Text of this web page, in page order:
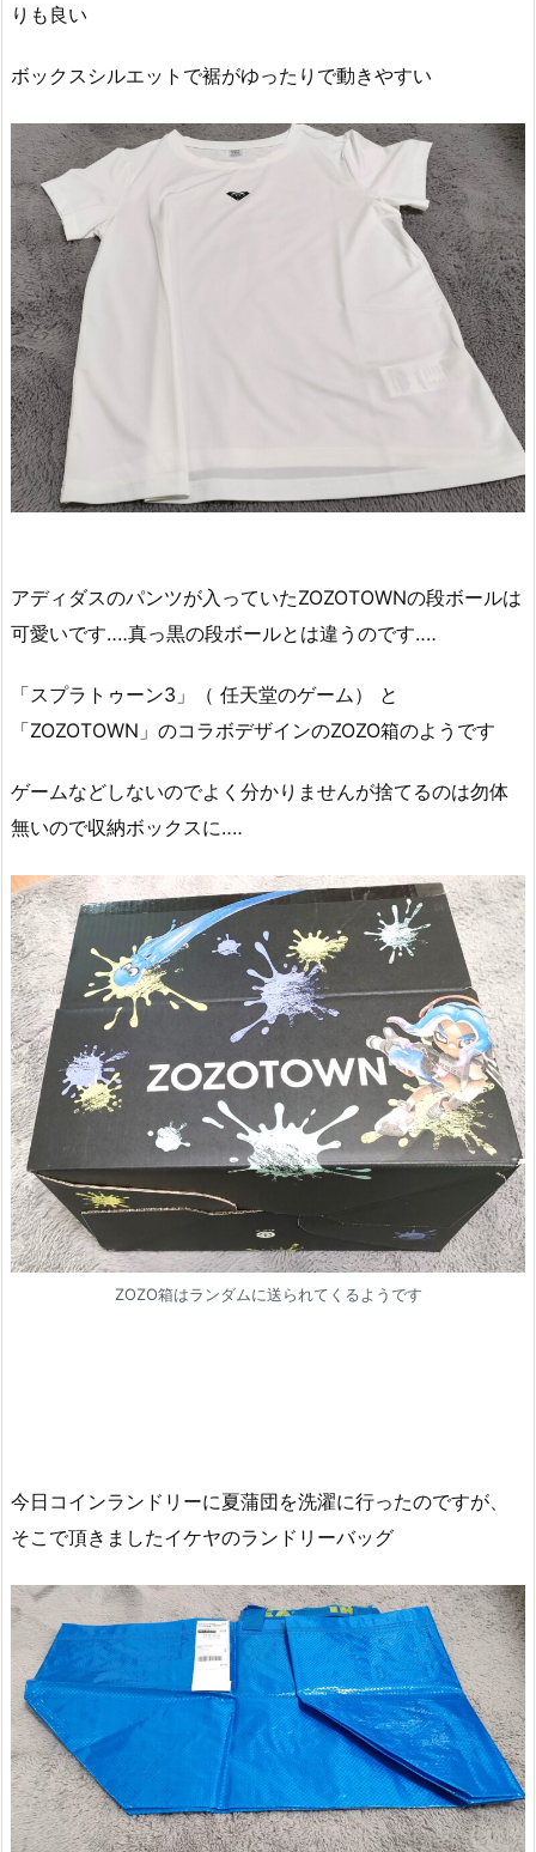
りも良い
ボックスシルエットで裾がゆったりで動きやすい
アディダスのパンツが入っていたZOZOTOWNの段ボールは
可愛いです‥‥真っ黒の段ボールとは違うのです‥‥
「スプラトゥーン3」（ 任天堂のゲーム） と
「ZOZOTOWN」のコラボデザインのZOZO箱のようです
ゲームなどしないのでよく分かりませんが捨てるのは勿体
無いので収納ボックスに‥‥
ZOZO箱はランダムに送られてくるようです
今日コインランドリーに夏蒲団を洗濯に行ったのですが、
そこで頂きましたイケヤのランドリーバッグ